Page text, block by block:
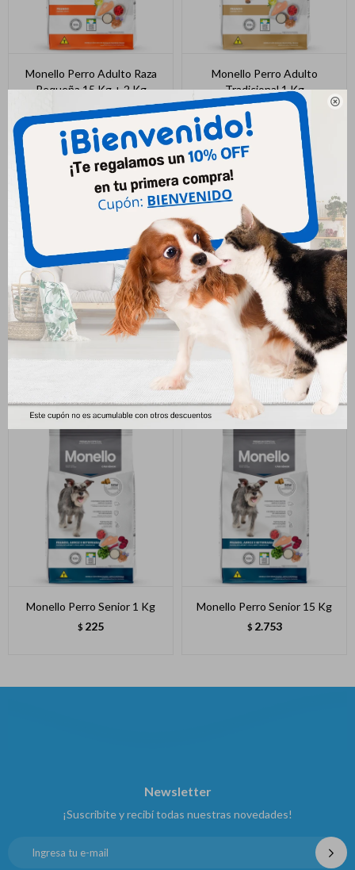

Monello Perro Adulto Raza
Pequeña 15 Kg + 2 Kg
$2.876
Monello Perro Adulto
Tradicional 1 Kg
Monello Perro Adulto
Monello Perro Adulto
Tradicional 15 Kg +2 Kg
$2.593
Monello Perro Senior 1 Kg
$ 225
Monello Perro Senior 15 Kg
$ 2.753
Newsletter
¡Suscribite y recibí todas nuestras novedades!